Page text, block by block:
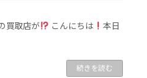
買取店が こんにちは
本日
続きを読む